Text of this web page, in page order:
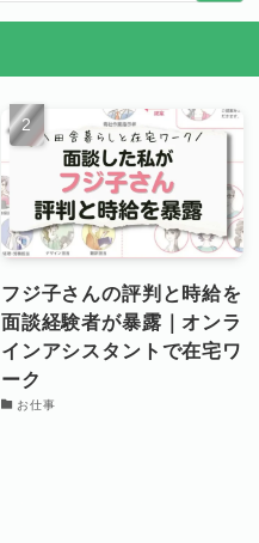
フジ子さんの評判と時給を
面談経験者が暴露｜オンラ
インアシスタントで在宅ワ
ーク
お仕事